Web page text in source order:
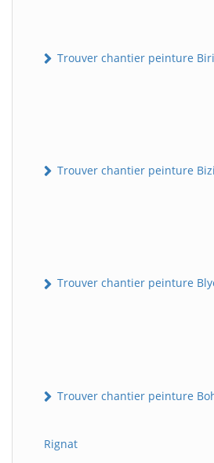
Trouver chantier peinture
Trouver chantier peinture
Trouver chantier peinture
Trouver chantier peinture
Rignat